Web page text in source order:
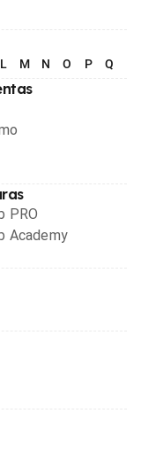
L M N O P Q
PRO
Academy